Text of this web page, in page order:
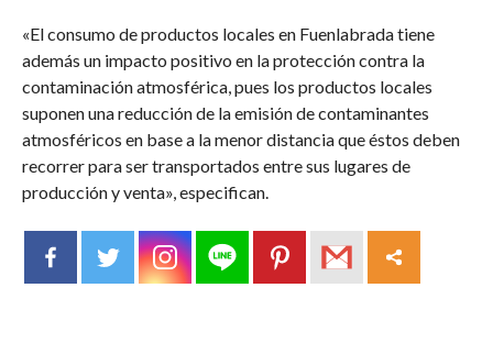
«El consumo de productos locales en Fuenlabrada tiene
además un impacto positivo en la protección contra la
contaminación atmosférica, pues los productos locales
suponen una reducción de la emisión de contaminantes
atmosféricos en base a la menor distancia que éstos deben
recorrer para ser transportados entre sus lugares de
producción y venta», especifican.